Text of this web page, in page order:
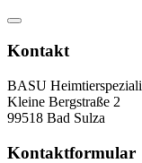
Kontakt
BASU
Kleine Bergstraße 2
99518 Bad Sulza
Kontaktformular